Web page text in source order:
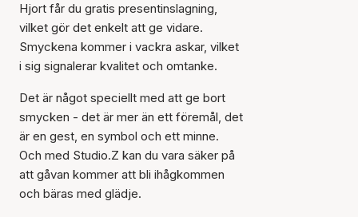
Hjort får du gratis presentinslagning,
vilket gör det enkelt att ge vidare.
Smyckena kommer i vackra askar, vilket
i sig signalerar kvalitet och omtanke.
Det är något speciellt med att ge bort
smycken - det är mer än ett föremål, det
är en gest, en symbol och ett minne.
Och med Studio.Z kan du vara säker på
att gåvan kommer att bli ihågkommen
och bäras med glädje.